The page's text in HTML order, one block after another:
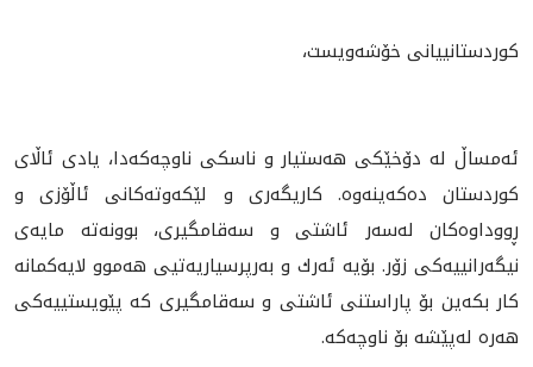
کوردستانييانى خۆشەویست،
ئەمساڵ لە دۆخێکی هەستیار و ناسکى ناوچه‌كه‌دا، یادی ئاڵاى
كوردستان دەکەینەوە. کاریگەرى و لێكه‌وته‌كانى ئاڵۆزى و
ڕووداوه‌كان لەسەر ئاشتی و سەقامگیری، بوونه‌ته‌ مايه‌ى
نيگه‌رانييه‌كى زۆر. بۆيه‌ ئه‌رك و به‌رپرسياريه‌تيى هه‌موو لايه‌كمانه‌
كار بكه‌ين بۆ پاراستنى ئاشتی و سەقامگیری كه‌ پێویستییەکی
هەرە له‌پێشە بۆ ناوچه‌كه‌‌.